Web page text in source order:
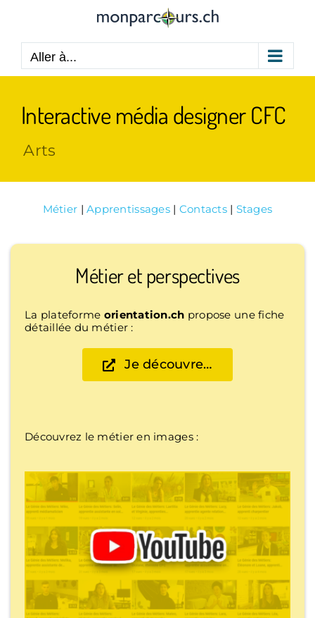
contenuAller à...
Interactive média designer CFC
Arts
Métier |Apprentissages| Contacts| Stages
Métier et perspectives
La plateforme orientation.ch propose une fiche
détaillée du métier :
Je découvre…
Découvrez le métier en images :